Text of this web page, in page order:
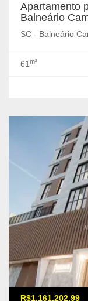
Apartamento
Balneário
SC - Balneário
61 m²
R$1.161.202,99